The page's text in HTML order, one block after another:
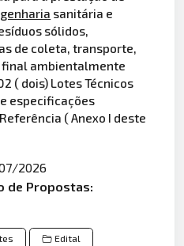
sanitária e
sólidos,
de coleta, transporte,
ambientalmente
( dois) Lotes Técnicos
especificações
( Anexo I deste
2026
de Propostas:
Edital